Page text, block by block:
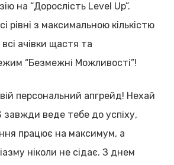
на “Дорослість Level Up”.
рівні з максимальною кількістю
ачівки щастя та
“Безмежні Можливості”!
персональний апгрейд! Нехай
завжди веде тебе до успіху,
працює на максимум, а
ніколи не сідає. З днем